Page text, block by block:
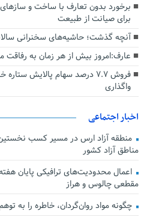
برخورد بدون تعارف با ساخت‌ و
برای صیانت از طبیعت
آنچه گذشت؛ حاشیه‌های سخنرانی
عارف:امروز بیش از هر زمان به رفاقت
فروش ۷.۷ درصد سهام پالایش
واگذاری
اخبار اجتماعی
منطقه آزاد ارس در مسیر کسب
مناطق آزاد کشور
اعمال محدودیت‌های ترافیکی پایان
مقطعی چالوس و هراز
چگونه مواد روان‌گردان، خاطره را به